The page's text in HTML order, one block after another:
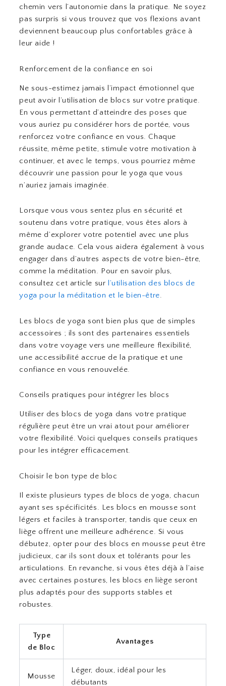
chemin vers l’autonomie dans la pratique. Ne soyez
pas surpris si vous trouvez que vos flexions avant
deviennent beaucoup plus confortables grâce à
leur aide !
Renforcement de la confiance en soi
Ne sous-estimez jamais l’impact émotionnel que
peut avoir l’utilisation de blocs sur votre pratique.
En vous permettant d’atteindre des poses que
vous auriez pu considérer hors de portée, vous
renforcez votre confiance en vous. Chaque
réussite, même petite, stimule votre motivation à
continuer, et avec le temps, vous pourriez même
découvrir une passion pour le yoga que vous
n’auriez jamais imaginée.
Lorsque vous vous sentez plus en sécurité et
soutenu dans votre pratique, vous êtes alors à
même d’explorer votre potentiel avec une plus
grande audace. Cela vous aidera également à vous
engager dans d’autres aspects de votre bien-être,
comme la méditation. Pour en savoir plus,
consultez cet article sur l’utilisation des blocs de
yoga pour la méditation et le bien-être.
Les blocs de yoga sont bien plus que de simples
accessoires ; ils sont des partenaires essentiels
dans votre voyage vers une meilleure flexibilité,
une accessibilité accrue de la pratique et une
confiance en vous renouvelée.
Conseils pratiques pour intégrer les blocs
Utiliser des blocs de yoga dans votre pratique
régulière peut être un vrai atout pour améliorer
votre flexibilité. Voici quelques conseils pratiques
pour les intégrer efficacement.
Choisir le bon type de bloc
Il existe plusieurs types de blocs de yoga, chacun
ayant ses spécificités. Les blocs en mousse sont
légers et faciles à transporter, tandis que ceux en
liège offrent une meilleure adhérence. Si vous
débutez, opter pour des blocs en mousse peut être
judicieux, car ils sont doux et tolérants pour les
articulations. En revanche, si vous êtes déjà à l’aise
avec certaines postures, les blocs en liège seront
plus adaptés pour des supports stables et
robustes.
Type
de Bloc
Avantages
Mousse
Léger, doux, idéal pour les
débutants